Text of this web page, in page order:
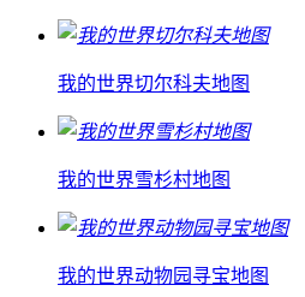
我的世界切尔科夫地图
我的世界雪杉村地图
我的世界动物园寻宝地图